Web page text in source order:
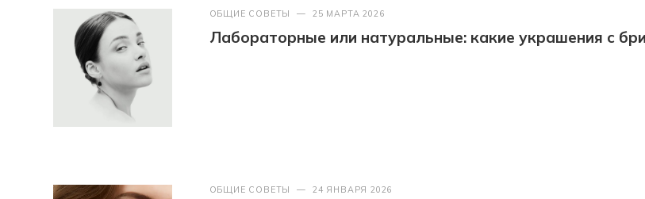
ОБЩИЕ СОВЕТЫ — 25 МАРТА 2026
Лабораторные или натуральные: какие украшения с
ОБЩИЕ СОВЕТЫ — 24 ЯНВАРЯ 2026